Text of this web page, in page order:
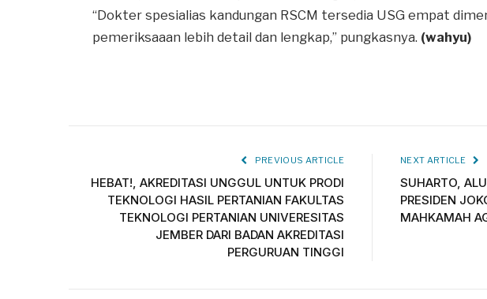
“Dokter spesialias kandungan RSCM tersedia USG empat
pemeriksaaan lebih detail dan lengkap,” pungkasnya. (wahyu)
PREVIOUS ARTICLE
HEBAT!, AKREDITASI UNGGUL UNTUK PRODI
TEKNOLOGI HASIL PERTANIAN FAKULTAS
TEKNOLOGI PERTANIAN UNIVERESITAS
JEMBER DARI BADAN AKREDITASI
PERGURUAN TINGGI
NEXT ARTICLE
SUHARTO,
PRESIDEN
MAHKAMAH